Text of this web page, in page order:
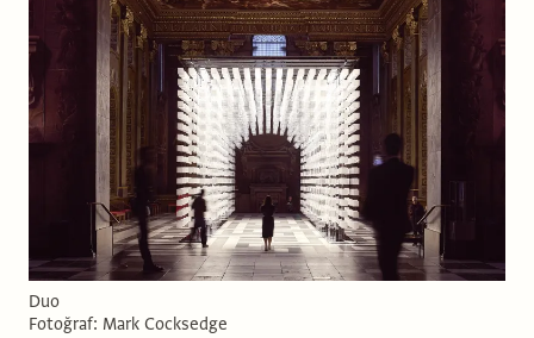
Duo
Fotoğraf: Mark Cocksedge